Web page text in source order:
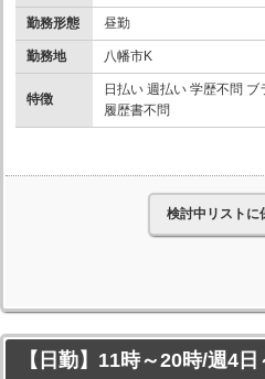
勤務形態 昼勤
勤務地 八幡市K
特徴
日払い 週払い 学歴不問
履歴書不問
検討中リストに
【日勤】11時～20時/週4